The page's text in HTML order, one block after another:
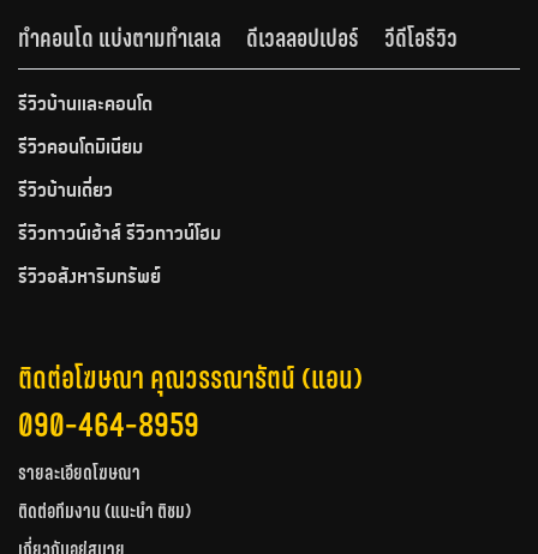
ทำคอนโด แบ่งตามทำเลเล
ดีเวลลอปเปอร์ วีดีโอรีวิว
รีวิวบ้านและคอนโด
รีวิวคอนโดมิเนียม
รีวิวบ้านเดี่ยว
รีวิวทาวน์เฮ้าส์ รีวิวทาวน์โฮม
รีวิวอสังหาริมทรัพย์
ติดต่อโฆษณา คุณวรรณารัตน์ (แอน)
090-464-8959
รายละเอียดโฆษณา
ติดต่อทีมงาน (แนะนำ ติชม)